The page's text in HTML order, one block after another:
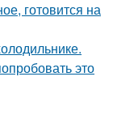
готовится на
это